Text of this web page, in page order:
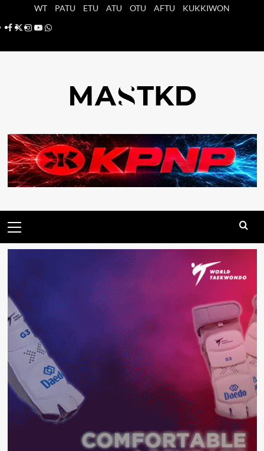
WT PATU ETU ATU OTU AFTU
KUKKIWON
Facebook
X Instagram
YouTube
Whatsapp
principal